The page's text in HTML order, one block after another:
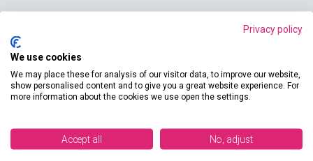
Kosárba
Privacy policy
We use cookies
We may place these for analysis of our visitor data, to improve our website,
show personalised content and to give you a great website experience. For
more information about the cookies we use open the settings.
Accept all No, adjust